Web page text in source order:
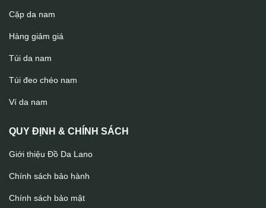
Ví da đựng thẻ handmade nhỏ gọn Lano VDNT06
Cặp da nam
Hàng giảm giá
Túi da nam
Túi đeo chéo nam
Ví da nam
QUY ĐỊNH & CHÍNH SÁCH
Giới thiệu Đồ Da Lano
Chính sách bảo hành
Chính sách bảo mật